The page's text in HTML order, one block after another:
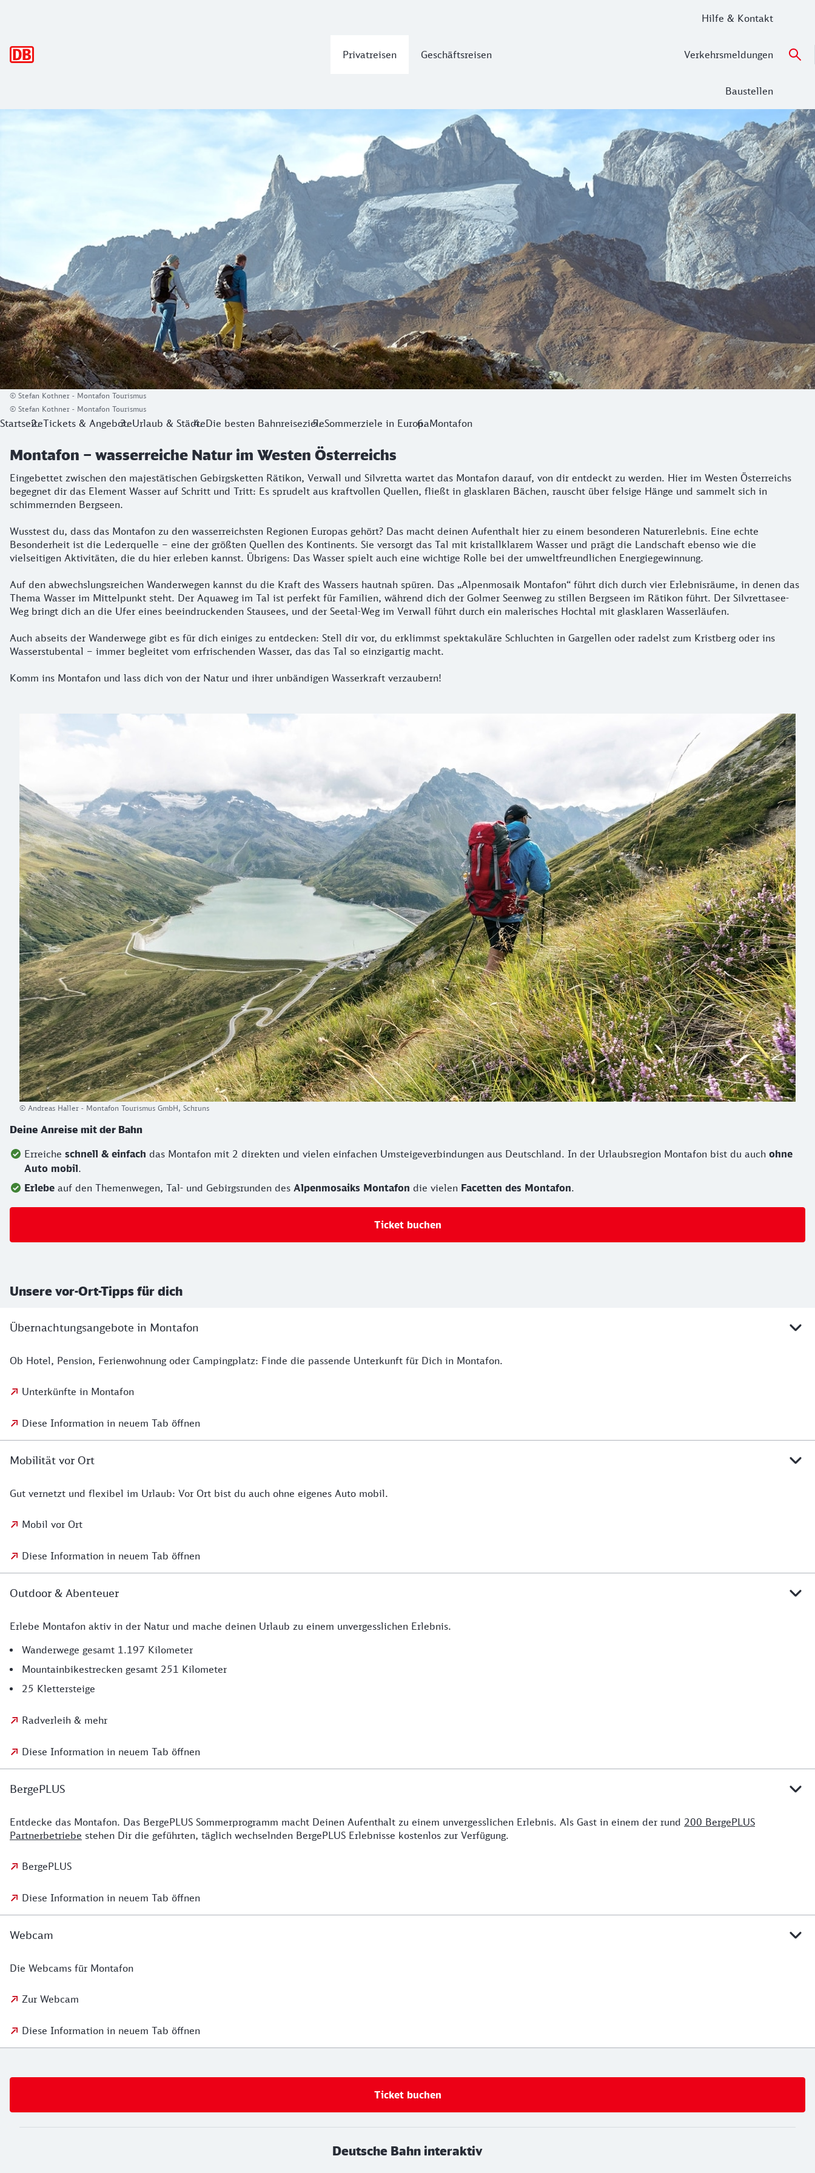
Privatreisen Geschäftsreisen
Hilfe & Kontakt
Verkehrsmeldungen
Baustellen
Montafon – wasserreiche Natur im Westen Österreichs
Eingebettet zwischen den majestätischen Gebirgsketten Rätikon, Verwall und Silvretta wartet das Montafon darauf, von dir entdeckt zu werden. Hier im Westen Österreichs
Wusstest du, dass das Montafon zu den wasserreichsten Regionen Europas gehört? Das macht deinen Aufenthalt hier zu einem besonderen Naturerlebnis. Eine echte
Auf den abwechslungsreichen Wanderwegen kannst du die Kraft des Wassers hautnah spüren. Das „Alpenmosaik Montafon“ führt dich durch vier Erlebnisräume, in denen
Auch abseits der Wanderwege gibt es für dich einiges zu entdecken: Stell dir vor, du erklimmst spektakuläre Schluchten in Gargellen oder radelst zum Kristberg oder ins
Komm ins Montafon und lass dich von der Natur und ihrer unbändigen Wasserkraft verzaubern!
© Stefan Kothner - Montafon Tourismus
© Stefan Kothner - Montafon Tourismus
StartseiteTickets & AngeboteUrlaub & StädteDie besten BahnreisezieleSommerziele in EuropaMontafon
Montafon – wasserreiche Natur im Westen Österreichs
Eingebettet zwischen den majestätischen Gebirgsketten Rätikon, Verwall und Silvretta wartet das Montafon darauf, von dir entdeckt zu werden. Hier im Westen Österreichs
begegnet dir das Element Wasser auf Schritt und Tritt: Es sprudelt aus kraftvollen Quellen, fließt in glasklaren Bächen, rauscht über felsige Hänge und sammelt sich in
schimmernden Bergseen.
Wusstest du, dass das Montafon zu den wasserreichsten Regionen Europas gehört? Das macht deinen Aufenthalt hier zu einem besonderen Naturerlebnis. Eine echte
Besonderheit ist die Lederquelle – eine der größten Quellen des Kontinents. Sie versorgt das Tal mit kristallklarem Wasser und prägt die Landschaft ebenso wie die
vielseitigen Aktivitäten, die du hier erleben kannst. Übrigens: Das Wasser spielt auch eine wichtige Rolle bei der umweltfreundlichen Energiegewinnung.
Auf den abwechslungsreichen Wanderwegen kannst du die Kraft des Wassers hautnah spüren. Das „Alpenmosaik Montafon“ führt dich durch vier Erlebnisräume, in denen das
Thema Wasser im Mittelpunkt steht. Der Aquaweg im Tal ist perfekt für Familien, während dich der Golmer Seenweg zu stillen Bergseen im Rätikon führt. Der Silvrettasee-
Weg bringt dich an die Ufer eines beeindruckenden Stausees, und der Seetal-Weg im Verwall führt durch ein malerisches Hochtal mit glasklaren Wasserläufen.
Auch abseits der Wanderwege gibt es für dich einiges zu entdecken: Stell dir vor, du erklimmst spektakuläre Schluchten in Gargellen oder radelst zum Kristberg oder ins
Wasserstubental – immer begleitet vom erfrischenden Wasser, das das Tal so einzigartig macht.
Komm ins Montafon und lass dich von der Natur und ihrer unbändigen Wasserkraft verzaubern!
© Andreas Haller - Montafon Tourismus GmbH, Schruns
Deine Anreise mit der Bahn
Erreiche schnell & einfach das Montafon mit 2 direkten und vielen einfachen Umsteigeverbindungen aus Deutschland. In der Urlaubsregion Montafon bist du auch ohne
Auto mobil.
Erlebe auf den Themenwegen, Tal- und Gebirgsrunden des Alpenmosaiks Montafon die vielen Facetten des Montafon.
Ticket buchen
Unsere vor-Ort-Tipps für dich
Übernachtungsangebote in Montafon
Ob Hotel, Pension, Ferienwohnung oder Campingplatz: Finde die passende Unterkunft für Dich in Montafon.
Unterkünfte in Montafon
Diese Information in neuem Tab öffnen
Mobilität vor Ort
Gut vernetzt und flexibel im Urlaub: Vor Ort bist du auch ohne eigenes Auto mobil.
Mobil vor Ort
Diese Information in neuem Tab öffnen
Outdoor & Abenteuer
Erlebe Montafon aktiv in der Natur und mache deinen Urlaub zu einem unvergesslichen Erlebnis.
Wanderwege gesamt 1.197 Kilometer
Mountainbikestrecken gesamt 251 Kilometer
25 Klettersteige
Radverleih & mehr
Diese Information in neuem Tab öffnen
BergePLUS
Entdecke das Montafon. Das BergePLUS Sommerprogramm macht Deinen Aufenthalt zu einem unvergesslichen Erlebnis. Als Gast in einem der rund 200 BergePLUS
Partnerbetriebe stehen Dir die geführten, täglich wechselnden BergePLUS Erlebnisse kostenlos zur Verfügung.
BergePLUS
Diese Information in neuem Tab öffnen
Webcam
Die Webcams für Montafon
Zur Webcam
Diese Information in neuem Tab öffnen
Ticket buchen
Deutsche Bahn interaktiv